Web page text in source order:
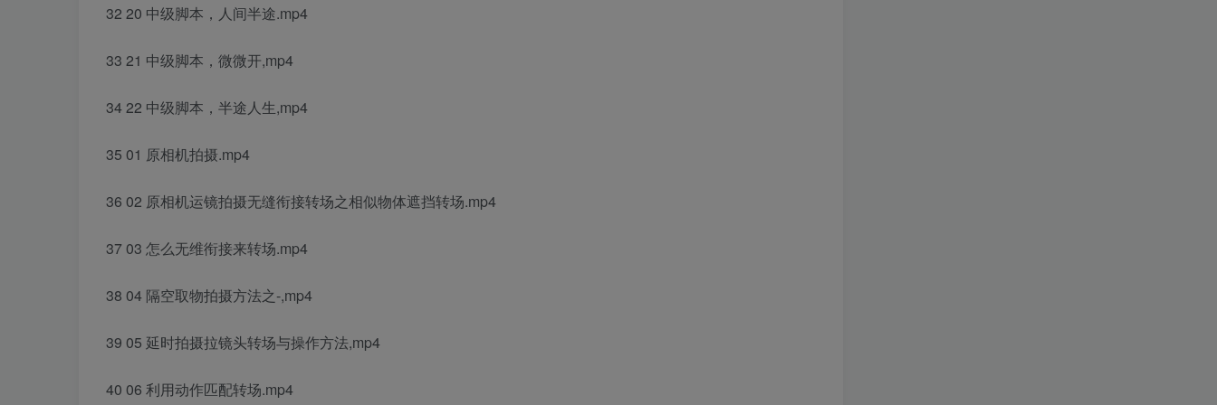
32 20 中级脚本，人间半途.mp4
33 21 中级脚本，微微开,mp4
34 22 中级脚本，半途人生,mp4
35 01 原相机拍摄.mp4
36 02 原相机运镜拍摄无缝衔接转场之相似物体遮挡转场.mp4
37 03 怎么无维衔接来转场.mp4
38 04 隔空取物拍摄方法之-,mp4
39 05 延时拍摄拉镜头转场与操作方法,mp4
40 06 利用动作匹配转场.mp4